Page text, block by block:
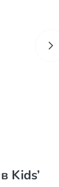
Kids’